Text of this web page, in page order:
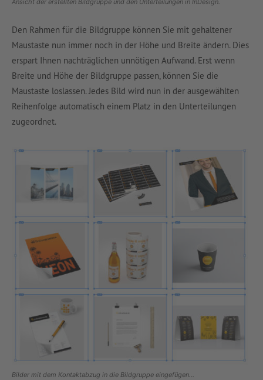
Ansicht der erstellten Bildgruppe und den Unterteilungen in InDesign.
Den Rahmen für die Bildgruppe können Sie mit gehaltener
Maustaste nun immer noch in der Höhe und Breite ändern. Dies
erspart Ihnen nachträglichen unnötigen Aufwand. Erst wenn
Breite und Höhe der Bildgruppe passen, können Sie die
Maustaste loslassen. Jedes Bild wird nun in der ausgewählten
Reihenfolge automatisch einem Platz in den Unterteilungen
zugeordnet.
Bilder mit dem Kontaktabzug in die Bildgruppe eingefügen…